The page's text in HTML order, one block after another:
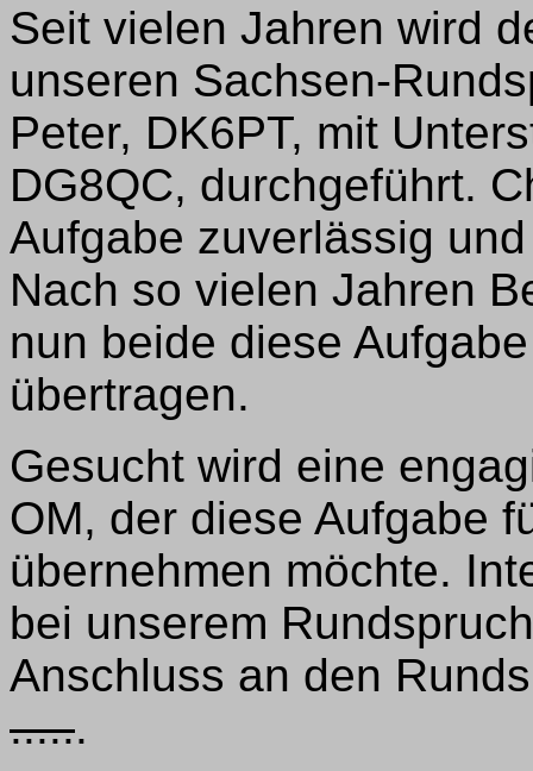
Seit vielen Jahren wird
unseren Sachsen-
Peter, DK6PT, mit
DG8QC, durchgeführt.
Aufgabe zuverlässig
Nach so vielen Jahren
nun beide diese
übertragen.
Gesucht wird eine
OM, der diese Aufgabe
übernehmen möchte.
bei unserem
Anschluss an den
......